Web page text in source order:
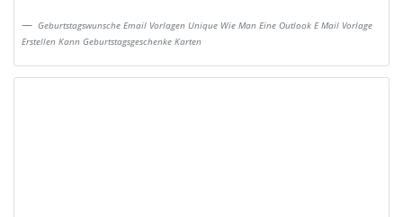
Geburtstagswunsche Email Vorlagen Unique Wie Man Eine Outlook E Mail Vorlage
Erstellen Kann Geburtstagsgeschenke Karten